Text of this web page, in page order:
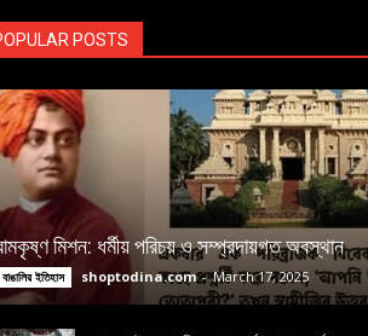
POSTS
মিশন: ধর্মীয় পরিচয় ও সম্প্রদায়গত অবস্থান
বাঙালির ইতিহাস shoptodina.com - March 17, 2025